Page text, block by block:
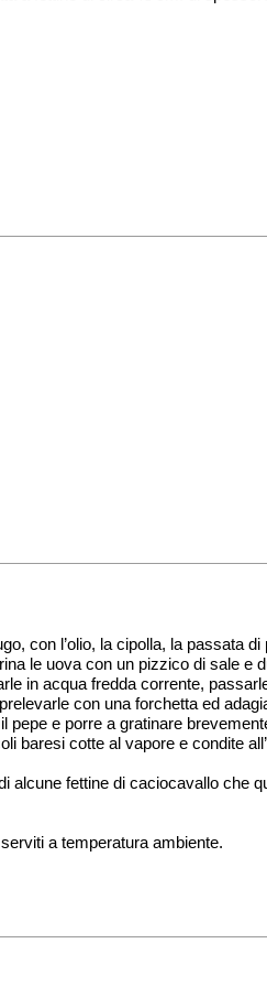
con l’olio, la cipolla, la
le uova con un pizzico di sale
in acqua fredda corrente,
con una forchetta ed
e porre a gratinare
baresi cotte al vapore e condite
alcune fettine di caciocavallo
a temperatura ambiente.